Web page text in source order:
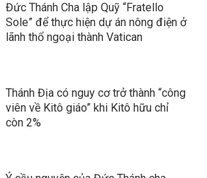
Đức Thánh Cha lập Quỹ “Fratello
Sole” để thực hiện dự án nông điện ở
lãnh thổ ngoại thành Vatican
Thánh Địa có nguy cơ trở thành “công
viên về Kitô giáo” khi Kitô hữu chỉ
còn 2%